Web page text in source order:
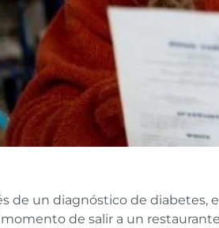
de un diagnóstico de diabetes,
momento de salir a un